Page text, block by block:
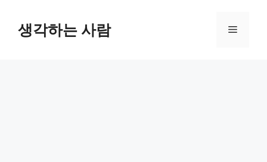
content생각하는 사람 Menu